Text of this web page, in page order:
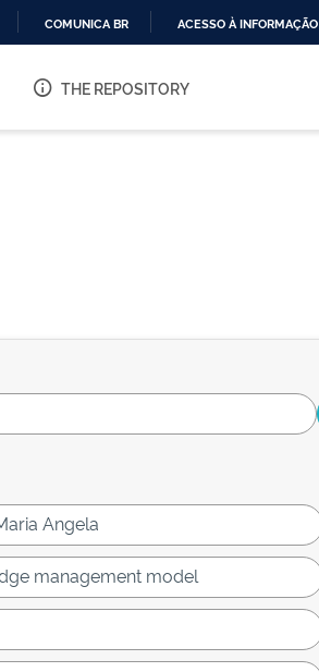
O
COMUNICA BR ACESSO À INFORMAÇÃO
THE REPOSITORY